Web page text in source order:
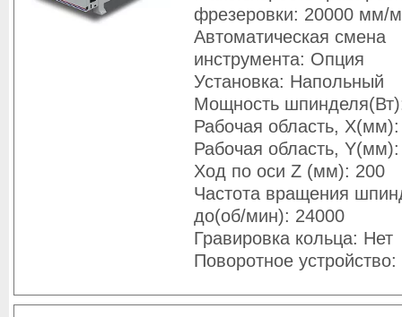
фрезеровки: 20000 мм/
Автоматическая смена
инструмента: Опция
Установка: Напольный
Мощность
Рабочая область,
Рабочая область,
Ход по оси Z (мм): 200
Частота вращения
до(об/мин): 24000
Гравировка кольца: Нет
Поворотное